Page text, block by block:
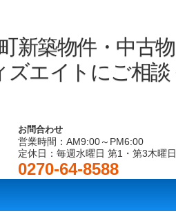
お問合わせ
営業時間：AM9:00～PM6:00
定休日：毎週水曜日 第1・第3木曜日
0270-64-8588